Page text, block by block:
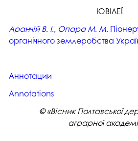
ЮВІЛЕЇ
Аранчій В. І., Опара М. М.
органічного землеробства
Аннотации
Аnnotations
© «Вісник Полтавської
аграрної